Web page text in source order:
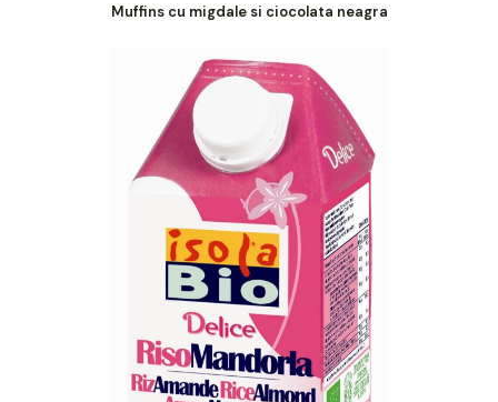
Muffins cu migdale si ciocolata neagra